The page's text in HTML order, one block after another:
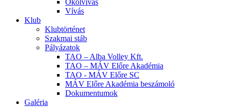
Ökölvívás
Vívás
Klub
Klubtörténet
Szakmai stáb
Pályázatok
TAO – Alba Volley Kft.
TAO – MÁV Előre Akadémia
TAO - MÁV Előre SC
MÁV Előre Akadémia beszámoló
Dokumentumok
Galéria